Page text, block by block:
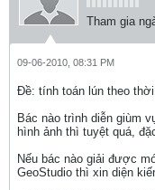
Tham gia
09-06-2010, 08:31 PM
Ðề: tính toán lún theo thời
Bác nào trình diễn giùm
hình ảnh thì tuyệt quá,
Nếu bác nào giải được
GeoStudio thì xin diện